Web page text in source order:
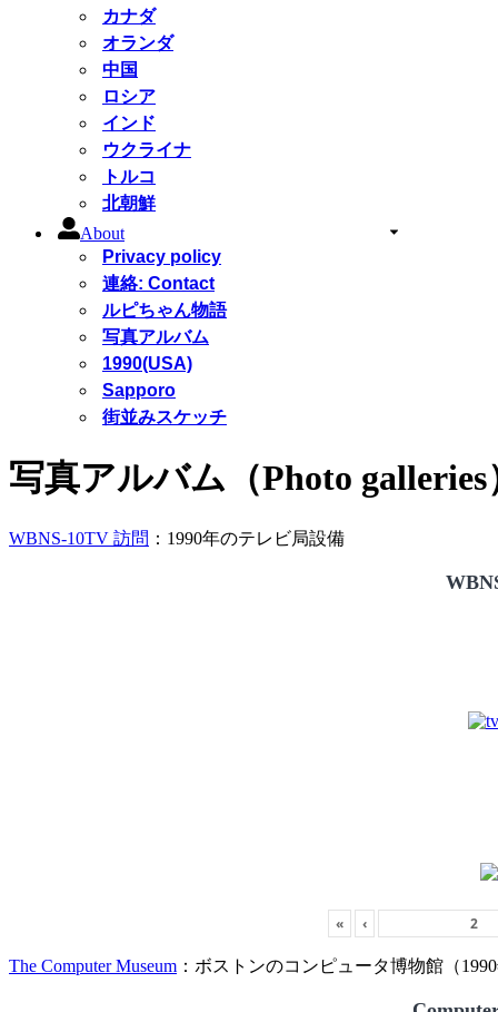
カナダ
オランダ
中国
ロシア
インド
ウクライナ
トルコ
北朝鮮
About
Privacy policy
連絡: Contact
ルピちゃん物語
写真アルバム
1990(USA)
Sapporo
街並みスケッチ
写真アルバム（Photo galleries
WBNS-10TV 訪問 ：1990年のテレビ局設備
« ‹
The Computer Museum ：ボストンのコンピュータ博物館（